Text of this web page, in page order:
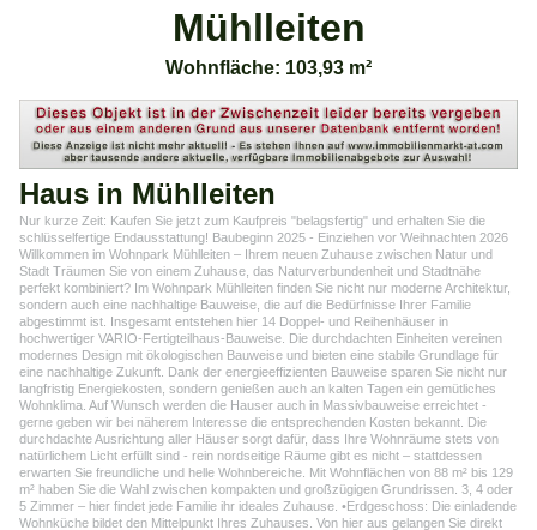
Mühlleiten
Wohnfläche: 103,93 m²
Haus in Mühlleiten
Nur kurze Zeit: Kaufen Sie jetzt zum Kaufpreis "belagsfertig" und erhalten Sie die
schlüsselfertige Endausstattung! Baubeginn 2025 - Einziehen vor Weihnachten 2026
Willkommen im Wohnpark Mühlleiten – Ihrem neuen Zuhause zwischen Natur und
Stadt Träumen Sie von einem Zuhause, das Naturverbundenheit und Stadtnähe
perfekt kombiniert? Im Wohnpark Mühlleiten finden Sie nicht nur moderne Architektur,
sondern auch eine nachhaltige Bauweise, die auf die Bedürfnisse Ihrer Familie
abgestimmt ist. Insgesamt entstehen hier 14 Doppel- und Reihenhäuser in
hochwertiger VARIO-Fertigteilhaus-Bauweise. Die durchdachten Einheiten vereinen
modernes Design mit ökologischen Bauweise und bieten eine stabile Grundlage für
eine nachhaltige Zukunft. Dank der energieeffizienten Bauweise sparen Sie nicht nur
langfristig Energiekosten, sondern genießen auch an kalten Tagen ein gemütliches
Wohnklima. Auf Wunsch werden die Hauser auch in Massivbauweise erreichtet -
gerne geben wir bei näherem Interesse die entsprechenden Kosten bekannt. Die
durchdachte Ausrichtung aller Häuser sorgt dafür, dass Ihre Wohnräume stets von
natürlichem Licht erfüllt sind - rein nordseitige Räume gibt es nicht – stattdessen
erwarten Sie freundliche und helle Wohnbereiche. Mit Wohnflächen von 88 m² bis 129
m² haben Sie die Wahl zwischen kompakten und großzügigen Grundrissen. 3, 4 oder
5 Zimmer – hier findet jede Familie ihr ideales Zuhause. •Erdgeschoss: Die einladende
Wohnküche bildet den Mittelpunkt Ihres Zuhauses. Von hier aus gelangen Sie direkt